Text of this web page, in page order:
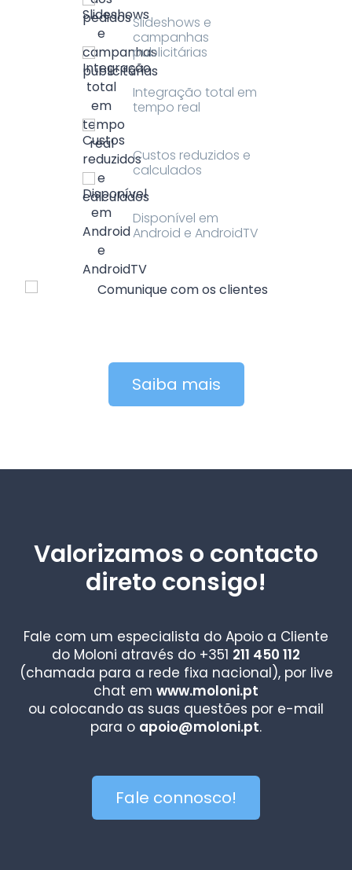
Slideshows e
campanhas
publicitárias
Integração total em
tempo real
Custos reduzidos e
calculados
Disponível em
Android e AndroidTV
Saiba mais
Valorizamos o contacto
direto consigo!
Fale com um especialista do Apoio a Cliente
do Moloni através do +351 211 450 112
(chamada para a rede fixa nacional), por live
chat em www.moloni.pt
ou colocando as suas questões por e-mail
para o apoio@moloni.pt.
Fale connosco!